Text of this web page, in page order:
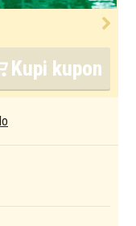
kupon